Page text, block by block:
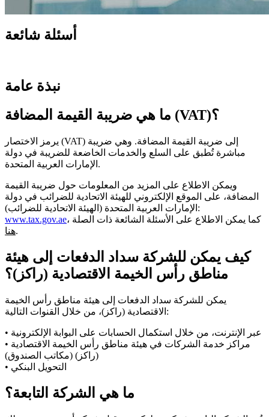
أسئلة شائعة
نبذة عامة
ما هي ضريبة القيمة المضافة (VAT)؟
يرمز الاختصار (VAT) إلى ضريبة القيمة المضافة. وهي ضريبة
مباشرة تُطبق على السلع والخدمات الخاضعة للضريبة في دولة
الإمارات العربية المتحدة.
ويمكن الاطلاع على المزيد من المعلومات حول ضريبة القيمة
المضافة، على الموقع الإلكتروني للهيئة الاتحادية للضرائب في دولة
الإمارات العربية المتحدة (الهيئة الاتحادية للضرائب):
www.tax.gov.ae ، كما يمكن الاطلاع على الأسئلة الشائعة ذات الصلة
هنا.
كيف يمكن للشركة سداد الدفعات إلى هيئة
مناطق رأس الخيمة الاقتصادية (راكز)؟
يمكن للشركة سداد الدفعات إلى هيئة مناطق رأس الخيمة
الاقتصادية (راكز)، من خلال القنوات التالية:
• عبر الإنترنت، من خلال استكمال الحسابات على البوابة الإلكترونية
• مراكز خدمة الشركات في هيئة مناطق رأس الخيمة الاقتصادية
(راكز) (مكاتب الصندوق)
• التحويل البنكي
ما هي الشركة التابعة؟